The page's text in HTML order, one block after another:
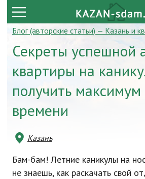
Блог (авторские статьи) — Казань и
Секреты успешной
квартиры на
получить
времени
Казань
Бам-бам! Летние каникулы на
не знаешь, как раскачать свой